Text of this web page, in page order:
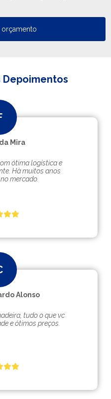
Depoimentos
Mira
ótima logística e
Hà muitos anos
mercado.
Alonso
tudo o que vc
e ótimos preços.